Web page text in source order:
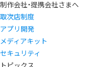
制作会社・提携会社さまへ
取次店制度
アプリ開発
メディアキット
セキュリティ
トピックス